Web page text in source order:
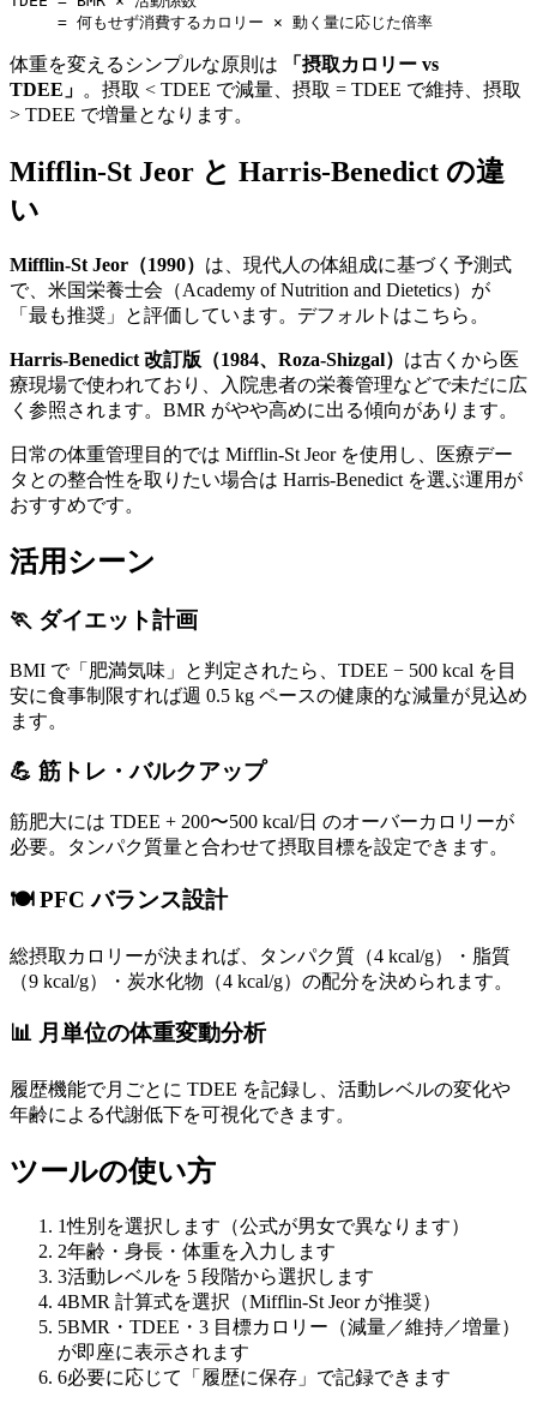
     = 何もせず消費するカロリー × 動く量に応じた倍率
体重を変えるシンプルな原則は
「摂取カロリー vs
TDEE」 。摂取 < TDEE で減量、摂取 = TDEE で維持、摂取
> TDEE で増量となります。
Mifflin-St Jeor と Harris-Benedict の違
い
Mifflin-St Jeor（1990） は、現代人の体組成に基づく予測式
で、米国栄養士会（Academy of Nutrition and Dietetics）が
「最も推奨」と評価しています。デフォルトはこちら。
Harris-Benedict 改訂版（1984、Roza-Shizgal） は古くから医
療現場で使われており、入院患者の栄養管理などで未だに広
く参照されます。BMR がやや高めに出る傾向があります。
日常の体重管理目的では Mifflin-St Jeor を使用し、医療デー
タとの整合性を取りたい場合は Harris-Benedict を選ぶ運用が
おすすめです。
活用シーン
🏃 ダイエット計画
BMI で「肥満気味」と判定されたら、TDEE − 500 kcal を目
安に食事制限すれば週 0.5 kg ペースの健康的な減量が見込め
ます。
💪 筋トレ・バルクアップ
筋肥大には TDEE + 200〜500 kcal/日 のオーバーカロリーが
必要。タンパク質量と合わせて摂取目標を設定できます。
🍽️ PFC バランス設計
総摂取カロリーが決まれば、タンパク質（4 kcal/g）・脂質
（9 kcal/g）・炭水化物（4 kcal/g）の配分を決められます。
📊 月単位の体重変動分析
履歴機能で月ごとに TDEE を記録し、活動レベルの変化や
年齢による代謝低下を可視化できます。
ツールの使い方
1性別を選択します（公式が男女で異なります）
2年齢・身長・体重を入力します
3活動レベルを 5 段階から選択します
4BMR 計算式を選択（Mifflin-St Jeor が推奨）
5BMR・TDEE・3 目標カロリー（減量／維持／増量）
が即座に表示されます
6必要に応じて「履歴に保存」で記録できます